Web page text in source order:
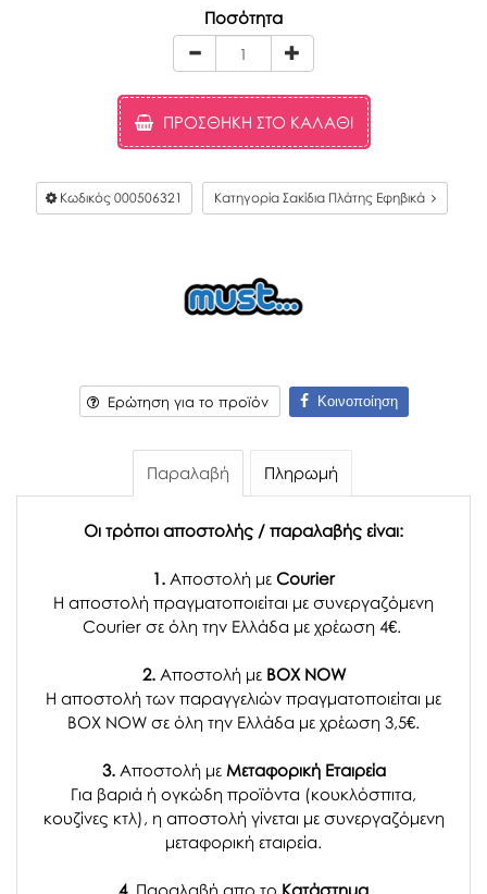
Ποσότητα
ΠΡΟΣΘΉΚΗ ΣΤΟ ΚΑΛΆΘΙ
Κωδικός 000506321 Κατηγορία Σακίδια Πλάτης Εφηβικά
Ερώτηση για το προϊόν Κοινοποίηση
Παραλαβή Πληρωμή
Οι τρόποι αποστολής / παραλαβής είναι:
1. Αποστολή με Courier
Η αποστολή πραγματοποιείται με συνεργαζόμενη
Courier σε όλη την Ελλάδα με χρέωση 4€.
2. Αποστολή μεBOX NOW
Η αποστολή των παραγγελιών πραγματοποιείται με
BOX NOW σε όλη την Ελλάδα με χρέωση 3,5€.
3. Αποστολή μεΜεταφορική Εταιρεία
Για βαριά ή ογκώδη προϊόντα (κουκλόσπιτα,
κουζίνες κτλ), η αποστολή γίνεται με συνεργαζόμενη
μεταφορική εταιρεία.